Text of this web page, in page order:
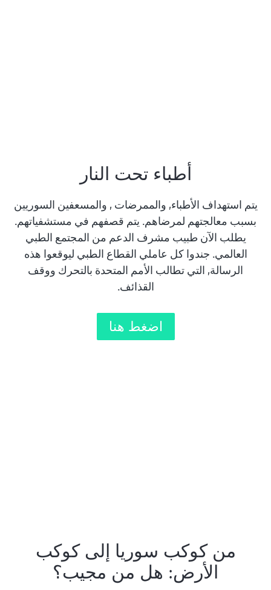
أطباء تحت النار
يتم استهداف الأطباء, والممرضات , والمسعفين السوريين
بسبب معالجتهم لمرضاهم. يتم قصفهم في مستشفياتهم.
يطلب الآن طبيب مشرف الدعم من المجتمع الطبي
العالمي. جندوا كل عاملي القطاع الطبي ليوقعوا هذه
الرسالة, التي تطالب الأمم المتحدة بالتحرك ووقف
القذائف.
اضغط هنا
من كوكب سوريا إلى كوكب
الأرض: هل من مجيب؟